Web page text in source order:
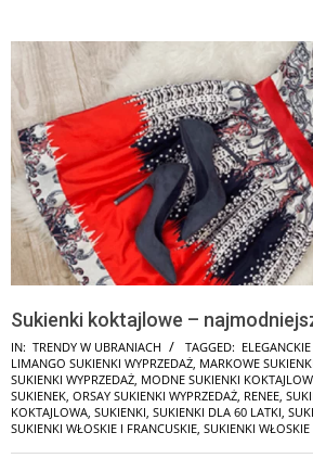
Sukienki koktajlowe –
IN: TRENDY W UBRANIACH TAGGED:
LIMANGO SUKIENKI WYPRZEDAŻ, MARKOWE
SUKIENKI WYPRZEDAŻ, MODNE SUKIENKI
SUKIENEK, ORSAY SUKIENKI WYPRZEDAŻ, RENEE,
KOKTAJLOWA, SUKIENKI, SUKIENKI DLA 60 LATKI,
SUKIENKI WŁOSKIE I FRANCUSKIE, SUKIENKI WŁOSKIE